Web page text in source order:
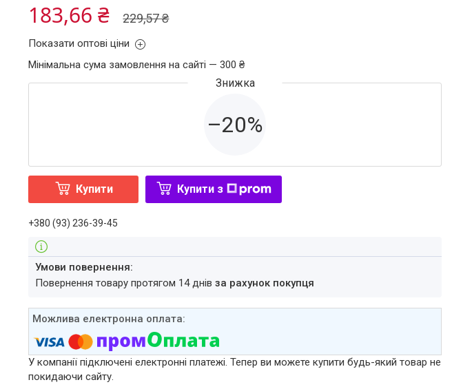
229,57 ₴
183,66 ₴
Показати оптові ціни
Мінімальна сума замовлення на сайті — 300 ₴
–20%
Купити Купити з
+380 (93) 236-39-45
повернення товару протягом 14 днівза рахунок покупця
У компанії підключені електронні платежі. Тепер ви можете купити будь-який товар не
покидаючи сайту.